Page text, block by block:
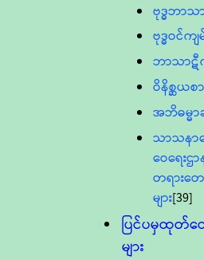
ဗုဒ္ဓဘာသ
ဗုဒ္ဓဝင်ကျ
ဘာသာဋီ
ဝိနိစ္ဆယစ
အဘိဓမ္မာ
သာသနာရ
ဝေရေးဌ
တရားတေ
များ[39]
ပြင်ပမှထုတ်ဝ
များ